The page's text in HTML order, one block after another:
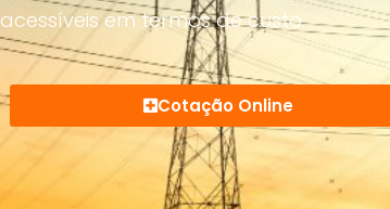
acessíveis em termos de custo.
Cotação Online